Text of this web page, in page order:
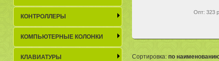
Опт: 323
Сортировка: по
КОНТРОЛЛЕРЫ
КОМПЬЮТЕРНЫЕ КОЛОНКИ
КЛАВИАТУРЫ